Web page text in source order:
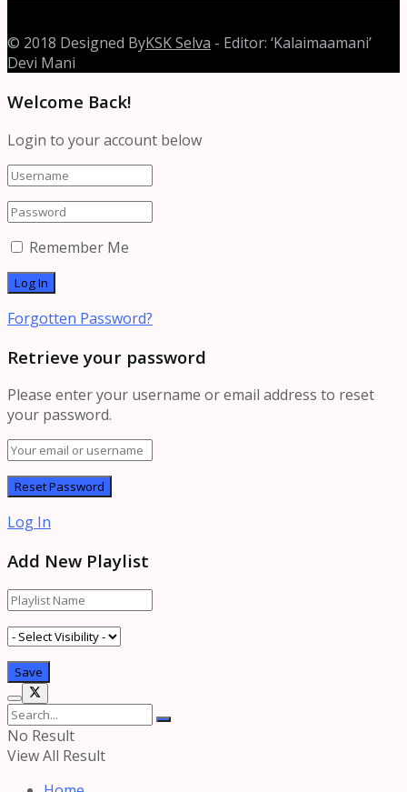
© 2018 Designed ByKSK Selva - Editor: ‘Kalaimaamani’
Devi Mani
Welcome Back!
Login to your account below
Remember Me
Forgotten Password?
Retrieve your password
Please enter your username or email address to reset
your password.
Log In
Add New Playlist
No Result
View All Result